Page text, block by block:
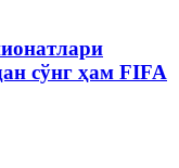
сўнг ҳам FIFA